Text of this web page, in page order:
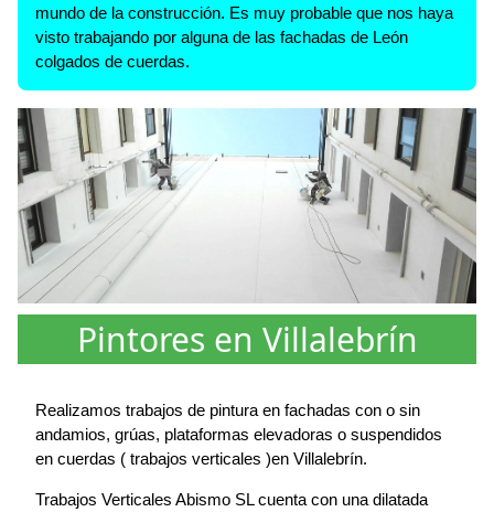
mundo de la construcción. Es muy probable que nos haya
visto trabajando por alguna de las fachadas de León
colgados de cuerdas.
Pintores en Villalebrín
Realizamos trabajos de pintura en fachadas con o sin
andamios, grúas, plataformas elevadoras o suspendidos
en cuerdas ( trabajos verticales )en Villalebrín.
Trabajos Verticales Abismo SL cuenta con una dilatada